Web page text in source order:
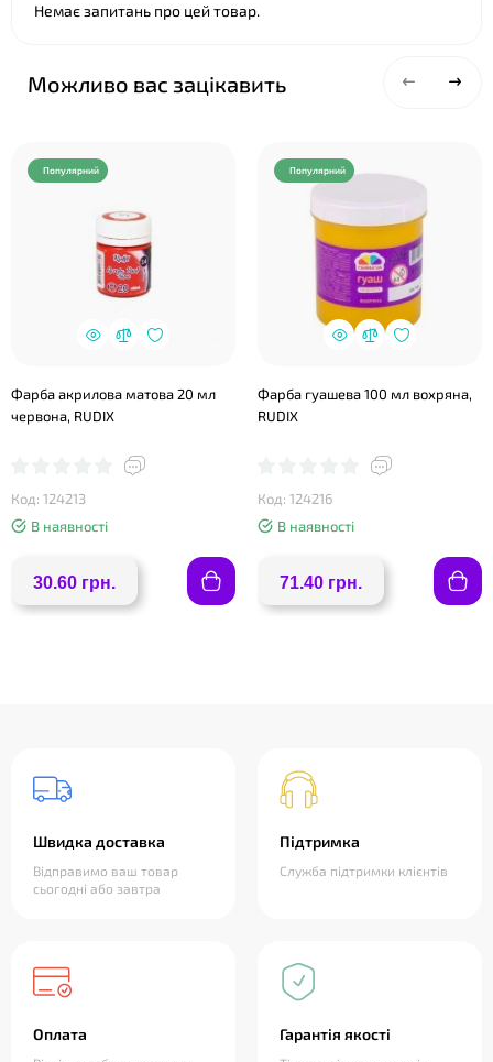
Немає запитань про цей товар.
Можливо вас зацікавить
Популярний
Фарба акрилова матова 20 мл
червона, RUDIX
Код: 124213
В наявності
30.60 грн.
Популярний
Фарба гуашева 100 мл вохряна,
RUDIX
Код: 124216
В наявності
71.40 грн.
Швидка доставка
Відправимо ваш товар
сьогодні або завтра
Підтримка
Служба підтримки клієнтів
Оплата Гарантія якості